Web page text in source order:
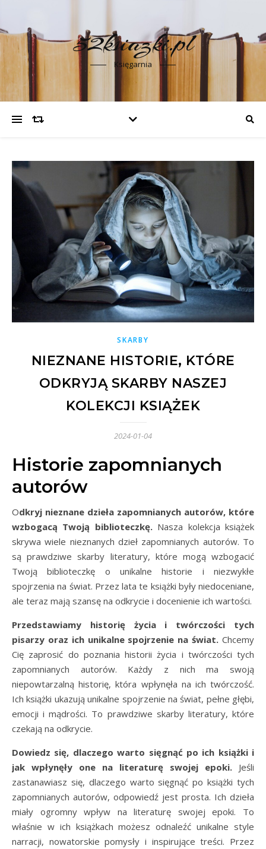
52ksiazki.pl
Księgarnia
SKARBY
NIEZNANE HISTORIE, KTÓRE
ODKRYJĄ SKARBY NASZEJ
KOLEKCJI KSIĄŻEK
2024-01-04
Historie zapomnianych
autorów
Odkryj nieznane dzieła zapomnianych autorów, które
wzbogacą Twoją biblioteczkę.Nasza kolekcja książek
skrywa wiele nieznanych dzieł zapomnianych autorów. To
są prawdziwe skarby literatury, które mogą wzbogacić
Twoją biblioteczkę o unikalne historie i niezwykłe
spojrzenia na świat. Przez lata te książki były niedoceniane,
ale teraz mają szansę na odkrycie i docenienie ich wartości.
Przedstawiamy historię życia i twórczości tych
pisarzy oraz ich unikalne spojrzenie na świat. Chcemy
Cię zaprosić do poznania historii życia i twórczości tych
zapomnianych autorów. Każdy z nich ma swoją
niepowtarzalną historię, która wpłynęła na ich twórczość.
Ich książki ukazują unikalne spojrzenie na świat, pełne głębi,
emocji i mądrości. To prawdziwe skarby literatury, które
czekają na odkrycie.
Dowiedz się, dlaczego warto sięgnąć po ich książki i
jak wpłynęły one na literaturę swojej epoki. Jeśli
zastanawiasz się, dlaczego warto sięgnąć po książki tych
zapomnianych autorów, odpowiedź jest prosta. Ich dzieła
miały ogromny wpływ na literaturę swojej epoki. To
właśnie w ich książkach możesz odnaleźć unikalne style
narracji, nowatorskie pomysły i inspirujące treści. Przez